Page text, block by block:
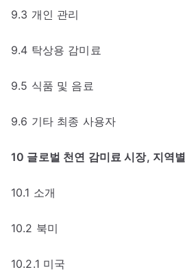
9.3 개인 관리
9.4 탁상용 감미료
9.5 식품 및 음료
9.6 기타 최종 사용자
10 글로벌 천연 감미료 시장, 지역별
10.1 소개
10.2 북미
10.2.1 미국